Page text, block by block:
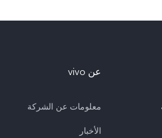
عن vivo
معلومات عن الشركة
الأخبار